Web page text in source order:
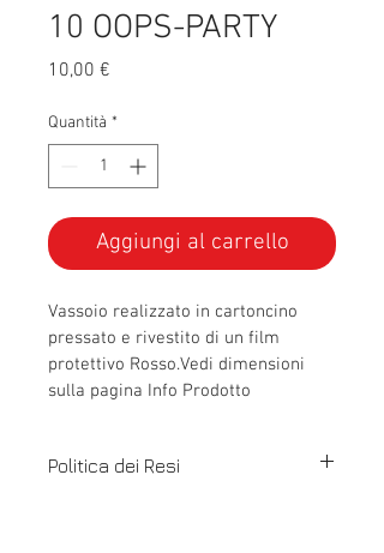
10 OOPS-PARTY
10,00 €
Quantità *
Aggiungi al carrello
Vassoio realizzato in cartoncino
pressato e rivestito di un film
protettivo Rosso.Vedi dimensioni
sulla pagina Info Prodotto
Politica dei Resi